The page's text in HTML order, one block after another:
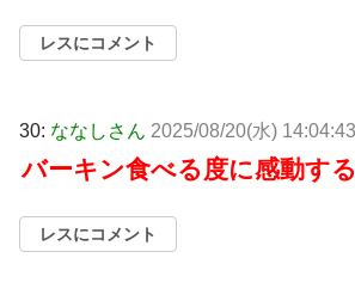
レスにコメント
30: ななしさん 2025/08/20(水)
バーキン食べる度に感動す
レスにコメント